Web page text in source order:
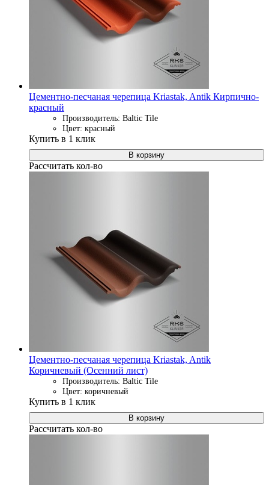
Цементно-песчаная черепица Kriastak, Antik Кирпично-
красный
Производитель: Baltic Tile
Цвет: красный
Купить в 1 клик
В корзину
Рассчитать кол-во
Цементно-песчаная черепица Kriastak, Antik
Коричневый (Осенний лист)
Производитель: Baltic Tile
Цвет: коричневый
Купить в 1 клик
В корзину
Рассчитать кол-во